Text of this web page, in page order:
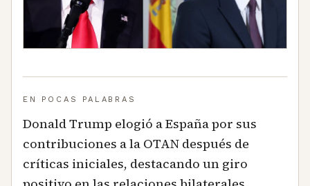
EN POCAS PALABRAS
Donald Trump elogió a España por sus
contribuciones a la OTAN después de
críticas iniciales, destacando un giro